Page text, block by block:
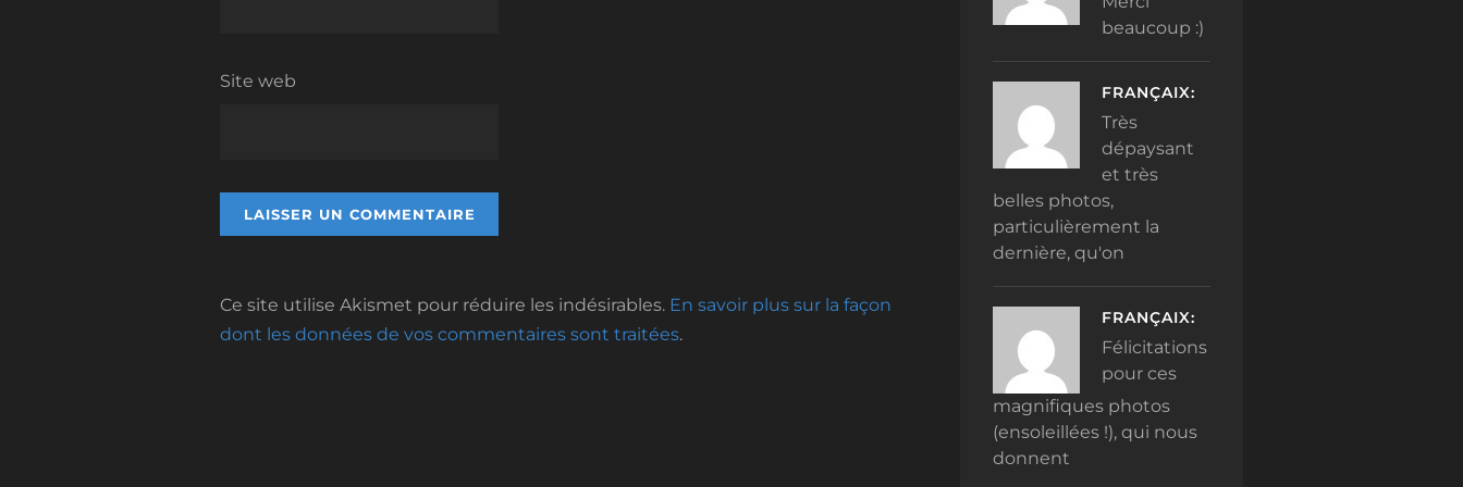
Site web
Ce site utilise Akismet pour réduire les indésirables. En savoir plus sur la façon
dont les données de vos commentaires sont traitées.
beaucoup :)
FRANÇAIX:
Très
dépaysant
et très
belles photos,
particulièrement la
dernière, qu'on
FRANÇAIX:
Félicitations
pour ces
magnifiques photos
(ensoleillées !), qui nous
donnent